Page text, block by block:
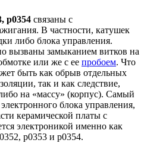
p0354 связаны с
В частности, катушек
либо блока управления.
вызваны замыканием витков на
или же с ее пробоем. Что
быть как обрыв отдельных
так и как следствие,
на «массу» (корпус). Самый
блока управления,
керамической платы с
электроникой именно как
p0353 и p0354.